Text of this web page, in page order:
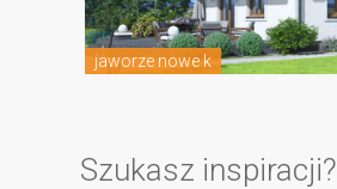
jaworze nowe k
Szukasz inspiracji?